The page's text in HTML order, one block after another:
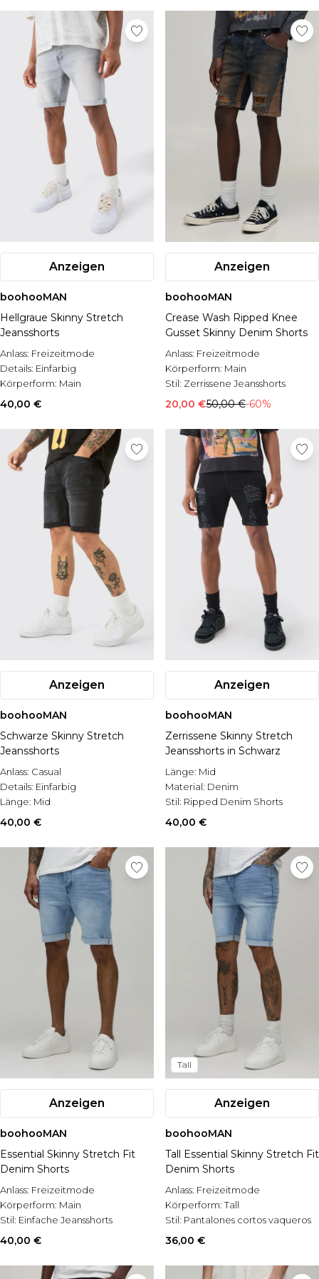
Anzeigen
boohooMAN
Hellgraue Skinny Stretch
Jeansshorts
Anlass: Freizeitmode
Details: Einfarbig
Körperform: Main
40,00 €
Anzeigen
boohooMAN
Crease Wash Ripped Knee
Gusset Skinny Denim Shorts
Anlass: Freizeitmode
Körperform: Main
Stil: Zerrissene Jeansshorts
20,00 €50,00 €-60%
Anzeigen
boohooMAN
Schwarze Skinny Stretch
Jeansshorts
Anlass: Casual
Details: Einfarbig
Länge: Mid
40,00 €
Anzeigen
boohooMAN
Zerrissene Skinny Stretch
Jeansshorts in Schwarz
Länge: Mid
Material: Denim
Stil: Ripped Denim Shorts
40,00 €
Anzeigen
boohooMAN
Essential Skinny Stretch Fit
Denim Shorts
Anlass: Freizeitmode
Körperform: Main
Stil: Einfache Jeansshorts
40,00 €
Tall
Anzeigen
boohooMAN
Tall Essential Skinny Stretch Fit
Denim Shorts
Anlass: Freizeitmode
Körperform:Tall
Stil: Pantalones cortos vaqueros
36,00 €